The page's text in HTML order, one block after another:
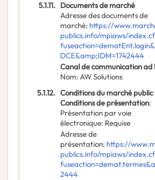
5.1.11. Documents de marché
Adresse des documents de
marché: https://
publics.info/mpiaws/
DCE&amp;IDM=1742444
Canal de communication ad
Nom: AW Solutions
5.1.12. Conditions du marché public
Conditions de présentation:
Présentation par voie
électronique: Requise
Adresse de
présentation: https://
publics.info/mpiaws/
2444